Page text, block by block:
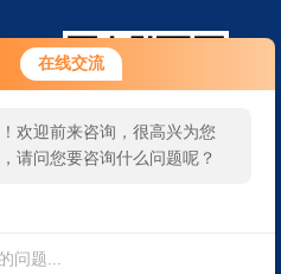
在线交流
欢迎前来咨询，很高兴为您
请问您要咨询什么问题呢？
需求产品，您可以直接